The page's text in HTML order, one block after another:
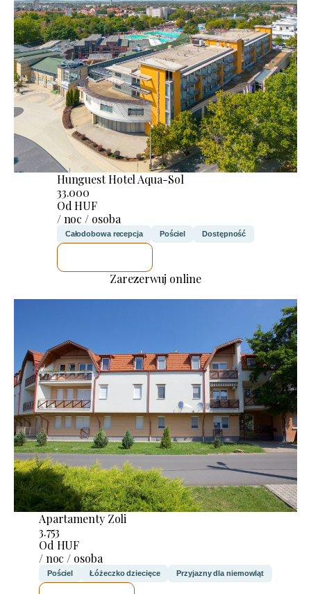
Hunguest Hotel Aqua-Sol
33.000
Od HUF
/ noc / osoba
Całodobowa recepcja Pościel Dostępność
Zarezerwuj online
Apartamenty Zoli
3.753
Od HUF
/ noc / osoba
Pościel Łóżeczko dziecięce Przyjazny dla niemowląt